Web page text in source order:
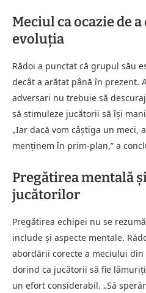
Meciul ca ocazie de
evoluția
Rădoi a punctat că grupul său
decât a arătat până în prezent.
adversari nu trebuie să
să stimuleze jucătorii să își
„Iar dacă vom câștiga un meci,
menținem în prim-plan,” a
Pregătirea mentală
jucătorilor
Pregătirea echipei nu se
include și aspecte mentale.
abordării corecte a meciului
dorind ca jucătorii să fie
un efort considerabil. „Să